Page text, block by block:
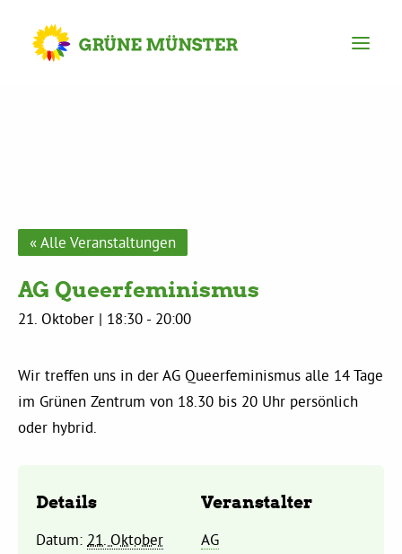
Kreisgeschäftsstelle
Mitgliederversammlung
Kommissionen
« Alle Veranstaltungen
AG Queerfeminismus
21. Oktober | 18:30 - 20:00
Wir treffen uns in der AG Queerfeminismus alle 14 Tage
im Grünen Zentrum von 18.30 bis 20 Uhr persönlich
oder hybrid.
Details
Datum: 21. Oktober
Veranstalter
AG